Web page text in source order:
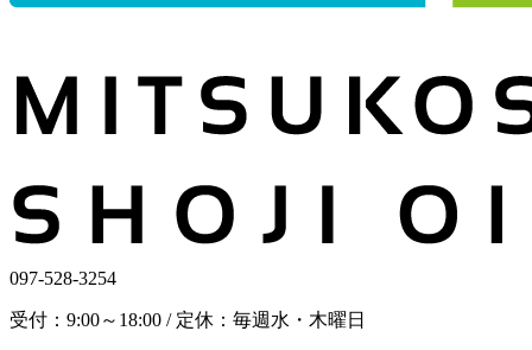
097-528-3254
受付：9:00～18:00 / 定休：毎週水・木曜日